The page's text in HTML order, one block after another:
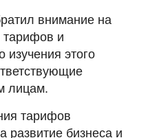
внимание на
тарифов и
изучения этого
лицам.
тарифов
развитие бизнеса и